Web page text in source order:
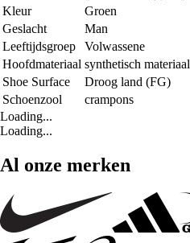
Kleur
Groen
Geslacht
Man
Leeftijdsgroep
Volwassene
Hoofdmateriaal synthetisch materiaal
Shoe Surface
Droog land (FG)
Schoenzool
crampons
Loading...
Loading...
Al onze merken